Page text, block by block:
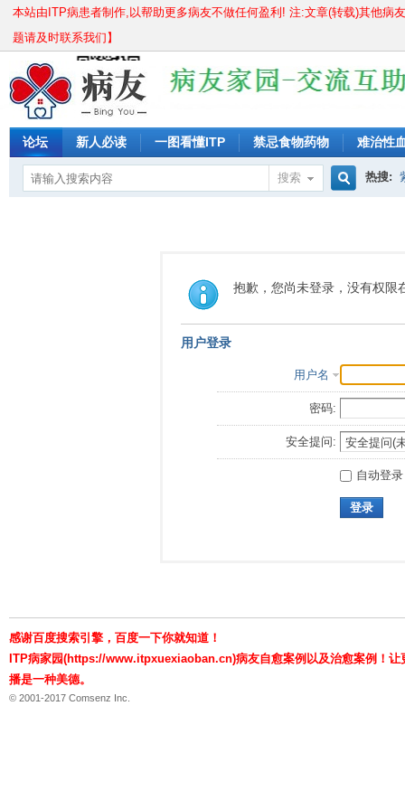
本站由ITP病患者制作,以帮助更多病友不做任何盈利! 注:文章(转载)其他
题请及时联系我们】
论坛 新人必读 一图看懂ITP 禁忌食物药物 难治性
儿童痊愈分享 长期激素无效怎么办? 紫
搜索
索
热搜:
抱歉，您尚未登录，没有权限
用户登录
用户名
密码:
安全提问:
自动登录
登录
感谢百度搜索引擎，百度一下你就知道！
ITP病家园(https://www.itpxuexiaoban.cn)病友自愈案例以及治愈案例！让
播是一种美德。
© 2001-2017 Comsenz Inc.